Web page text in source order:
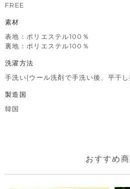
FREE
素材
表地：ポリエステル100％
裏地：ポリエステル100％
洗濯方法
手洗い(ウール洗剤で手洗い後、平干し
製造国
韓国
おすすめ